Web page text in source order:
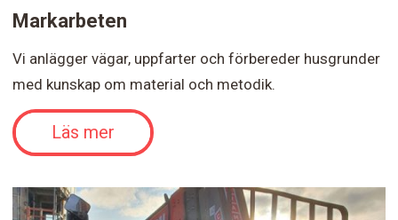
Markarbeten
Vi anlägger vägar, uppfarter och förbereder husgrunder
med kunskap om material och metodik.
Läs mer